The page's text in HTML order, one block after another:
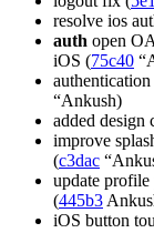
resolve ios
auth open
iOS (75c40
“Ankush)
added design
improve
(c3dac
update profile
(445b3
iOS button